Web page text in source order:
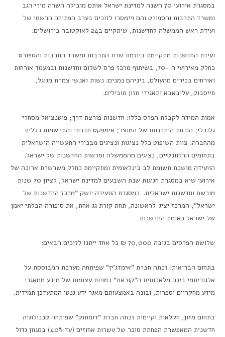
במסגרת אירועי 70 השנה למדינת ישראל אותם מובילה השרה מירי רגב
ומשרד התרבות והספורט והם ויימסרו לזוכים בערב הפתיחה הרשמי של
ועידת ראש הממשלה לחדשנות, שיתקיים ב24 לאוקטובר בירושלים.
ועידת החדשנות מתקיימת ביוזמת שרת התרבות ומשרד התרבות והספורט
כחלק מאירועי ה -70, בשיתוף מרכז פרס לשלום וחדשנות ובמעמד אורחות
ואורחים בכירים מהעולם, ביניהם נמנים: נשות ואנשי צמרת מגוגל,
פייסבוק, עליבאבא ותאגידי מזון מובילים.
אמות המידה לקבלת הפרס כללו: חדשנות פורצת דרך; פוטנציאל מסחרי
גלובלי; הוכחת היתכנותו של המוצר; אימפקט חברתי והתרשמות כללית
מהחברה. צוות השיפוט כלל נציגות ונציגים מבכירי התעשייה הישראלית
בתחומים הרלוונטיים, נציגים מהממשלה ומרשות החדשנות של ישראל.
הוועידה מושכת תשומת לב בינלאומית ומתקיימת כחלק משרשרת ארוכה של
אירועי שיא במסגרת חגיגות שנת השבעים למדינת ישראל, לציון 70 שנות
מורשת וחדשנות ישראלית. במסגרת הוועידה יושק "מרכז החדשנות של
ישראל", המרכז יציג לראשונה, תחת קורת גג אחת, את סיפורה הבלתי יאמן
של ישראל כאומת החדשנות
שלושת הפרסים בגובה 70,000 ₪ כל אחד ייתנו לזוכים הבאים:
בתחום הבריאות: זכתה חברת "אימדג'ין" שפיתחה מערכת המבוססת על
אלגוריתמי בינה מלאכותית ה"קוראת" כמויות עצומות של מידע ממאגרי
מידע מחקריים וספרות, ובונה באמצעותם מאגר ידע גנטי המתעדכן תמידית.
בתחום מזון, חקלאות וקיימות זכתה חברת "דומתוק" שפיתחה טכנולוגיה
חדשנית המאפשרת הפחתת סוכר של עשרות אחוזים (עד 40%) במגוון גדול